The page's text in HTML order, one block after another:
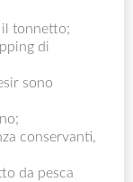
il tonnetto;
di
sono
conservanti,
da pesca